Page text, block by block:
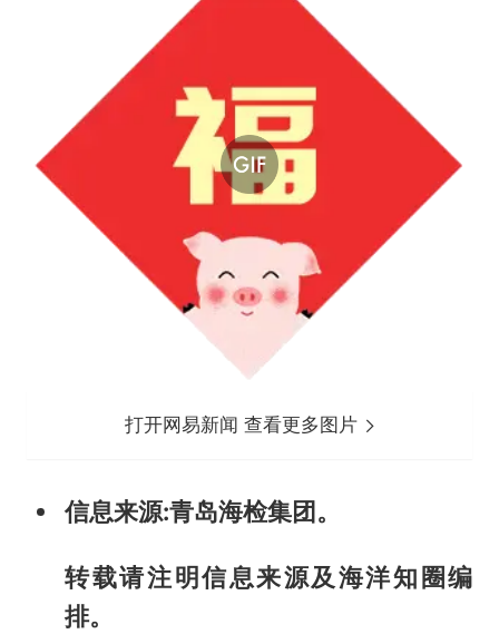
打开网易新闻 查看更多图片
信息来源:青岛海检集团。
转载请注明信息来源及海洋知圈编
排。